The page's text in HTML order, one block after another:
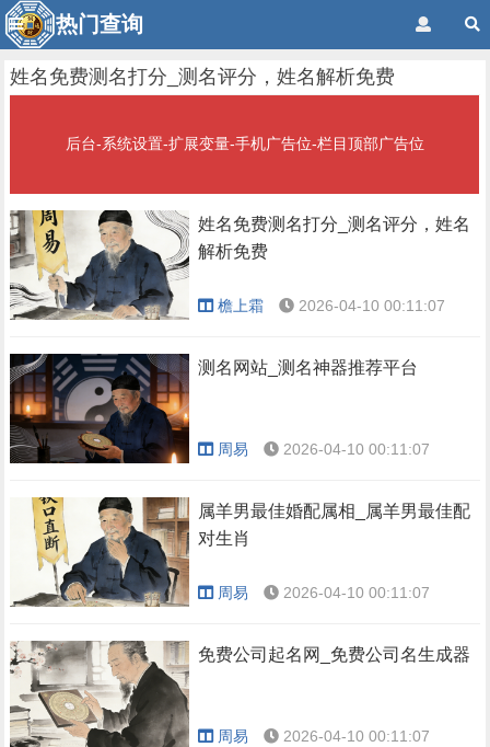
热门查询
姓名免费测名打分_测名评分，姓名解析免费
后台-系统设置-扩展变量-手机广告位-栏目顶部广告位
姓名免费测名打分_测名评分，姓名
解析免费
檐上霜 2026-04-10 00:11:07
测名网站_测名神器推荐平台
周易 2026-04-10 00:11:07
属羊男最佳婚配属相_属羊男最佳配
对生肖
周易 2026-04-10 00:11:07
免费公司起名网_免费公司名生成器
周易 2026-04-10 00:11:07